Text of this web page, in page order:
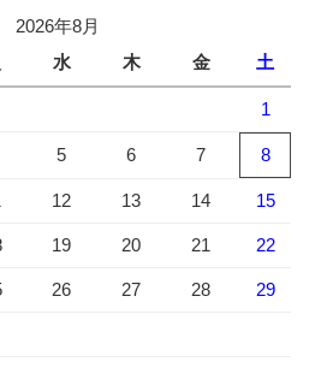
2026年8月
水 木 金 土
1
5 6 7 8
12 13 14 15
19 20 21 22
26 27 28 29